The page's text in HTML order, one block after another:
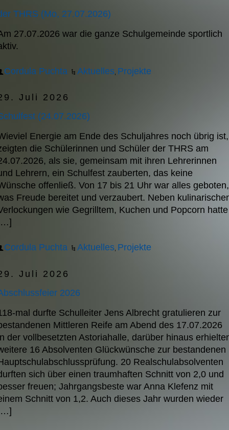
THRS (Mo, 27.07.2026)
27.07.2026 war die ganze Schulgemeinde sportlich
Cordula Puchta Aktuelles Projekte
Juli 2026
(24.07.2026)
Energie am Ende des Schuljahres noch übrig ist,
die Schülerinnen und Schüler der THRS am
als sie, gemeinsam mit ihren Lehrerinnen
Lehrern, ein Schulfest zauberten, das keine
offenließ. Von 17 bis 21 Uhr war alles geboten,
Freude bereitet und verzaubert. Neben
wie Gegrilltem, Kuchen und Popcorn hatte
Cordula Puchta Aktuelles Projekte
Juli 2026
2026
mal durfte Schulleiter Jens Albrecht gratulieren zur
Mittleren Reife am Abend des 17.07.2026
der vollbesetzten Astoriahalle, darüber hinaus
16 Absolventen Glückwünsche zur bestandenen
20 Realschulabsolventen
sich über einen traumhaften Schnitt von 2,0 und
freuen; Jahrgangsbeste war Anna Klefenz mit
Schnitt von 1,2. Auch dieses Jahr wurden wieder